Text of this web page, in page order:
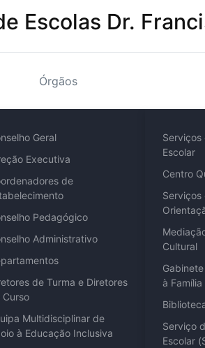
Escolas Dr.
Órgãos
Geral
Executiva
de
Pedagógico
Administrativo
de Turma e Diretores
Curso
Multidisciplinar de
à Educação Inclusiva
Serviços
Escolar
Centro
Serviços
Cultural
à Família
Serviço
Escolar